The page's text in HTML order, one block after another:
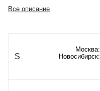
Все описание
S
Москва:
Новосибирск: